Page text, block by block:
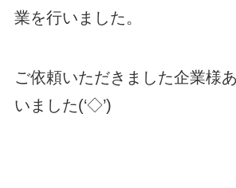
業を行いました。
ご依頼いただきました企業様
いました(‘◇’)ゞ